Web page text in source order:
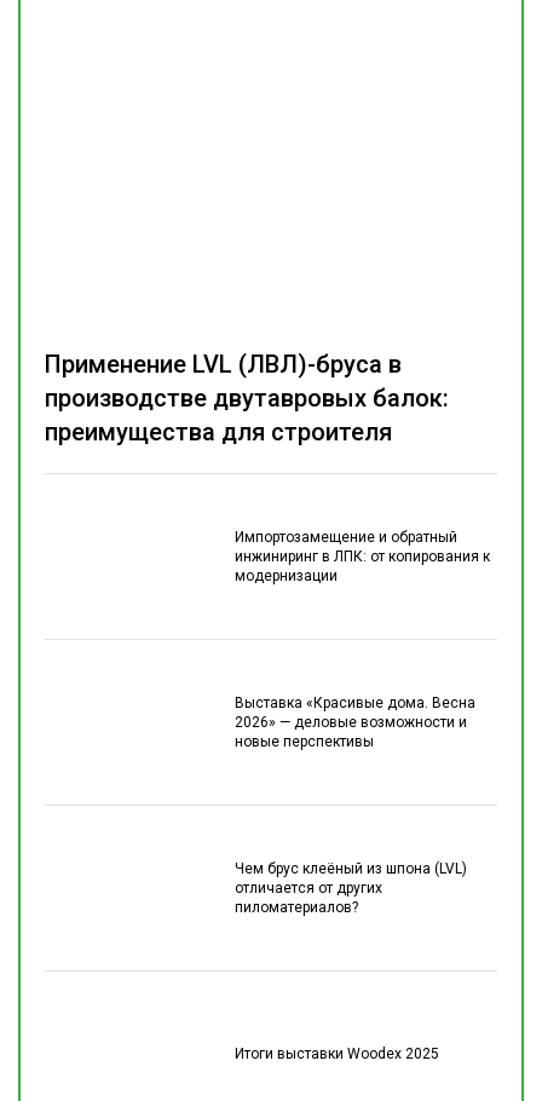
Импортозамещение и обратный
инжиниринг в ЛПК: от копирования к
модернизации
Выставка «Красивые дома. Весна
2026» — деловые возможности и
новые перспективы
Чем брус клеёный из шпона (LVL)
отличается от других
пиломатериалов?
Итоги выставки Woodex 2025
Применение LVL (ЛВЛ)-бруса в
производстве двутавровых балок:
преимущества для строителя